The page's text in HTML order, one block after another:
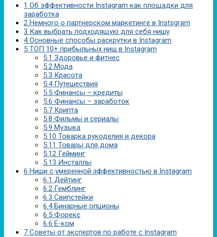
1 Об эффективности Instagram как площадки для
заработка
2 Немного о партнерском маркетинге в Instsgram
3 Как выбрать подходящую для себя нишу
4Основные способы раскрутки в Instagram
5 ТОП 10+ прибыльных ниш в Instagram
5.1 Здоровье и фитнес
5.2 Мода
5.3 Красота
5.4Путешествия
5.5 Финансы – кредиты
5.6 Финансы – заработок
5.7 Крипта
5.8 Фильмы и сериалы
5.9 Музыка
5.10 Товарка рукоделия и декора
5.11 Товары для дома
5.12 Гейминг
5.13 Инсталлы
6 Ниши с умеренной эффективностью в Instagram
6.1 Дейтинг
6.2 Гемблинг
6.3 Свипстейки
6.4Бинарные опционы
6.5 Форекс
6.6 Е-ком
7 Советы от экспертов по работе с Instagram